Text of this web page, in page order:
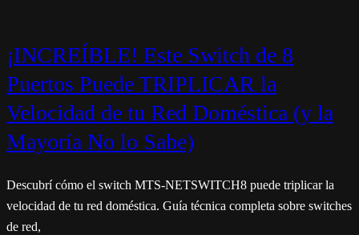
¡INCREÍBLE! Este Switch de 8
Puertos Puede TRIPLICAR la
Velocidad de tu Red Doméstica (y la
Mayoría No lo Sabe)
Descubrí cómo el switch MTS-NETSWITCH8 puede triplicar la
velocidad de tu red doméstica. Guía técnica completa sobre switches
de red,